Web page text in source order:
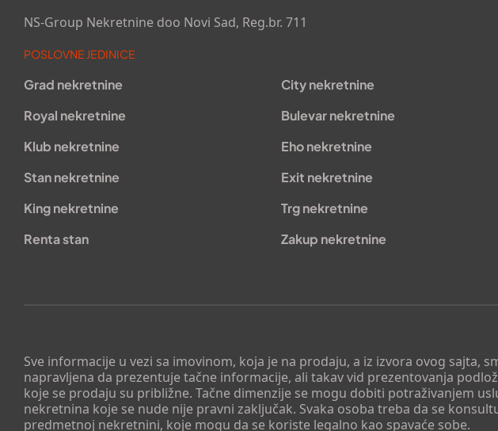
Sve informacije u vezi sa imovinom, koja je na prodaju, a iz izvora ovog
napravljena da prezentuje tačne informacije, ali takav vid prezentovanja
koje se prodaju su približne. Tačne dimenzije se mogu dobiti potraživanjem
nekretnina koje se nude nije pravni zaključak. Svaka osoba treba da se
predmetnoj nekretnini, koje mogu da se koriste legalno kao spavaće sobe.
NS-Group Nekretnine doo Novi Sad, Reg.br. 711
POSLOVNE JEDINICE
Grad nekretnine City nekretnine
Royal nekretnine
Bulevar nekretnine
Klub nekretnine
Eho nekretnine
Stan nekretnine
Exit nekretnine
King nekretnine
Trg nekretnine
Renta stan
Zakup nekretnine